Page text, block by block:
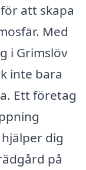
att skapa
Med
i Grimslöv
inte bara
Ett företag
dig
på